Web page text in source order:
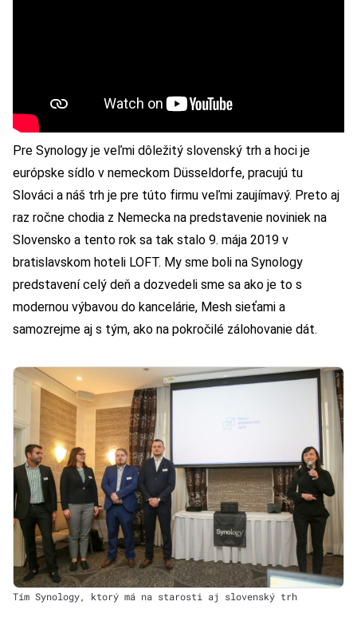
Pre Synology je veľmi dôležitý slovenský trh a hoci je
európske sídlo v nemeckom Düsseldorfe, pracujú tu
Slováci a náš trh je pre túto firmu veľmi zaujímavý. Preto aj
raz ročne chodia z Nemecka na predstavenie noviniek na
Slovensko a tento rok sa tak stalo 9. mája 2019 v
bratislavskom hoteli LOFT. My sme boli na Synology
predstavení celý deň a dozvedeli sme sa ako je to s
modernou výbavou do kancelárie, Mesh sieťami a
samozrejme aj s tým, ako na pokročilé zálohovanie dát.
Tím Synology, ktorý má na starosti aj slovenský trh